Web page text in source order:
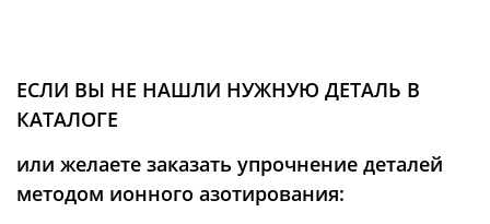
ЕСЛИ ВЫ НЕ НАШЛИ НУЖНУЮ ДЕТАЛЬ В
КАТАЛОГЕ
или желаете заказать упрочнение деталей
методом ионного азотирования: